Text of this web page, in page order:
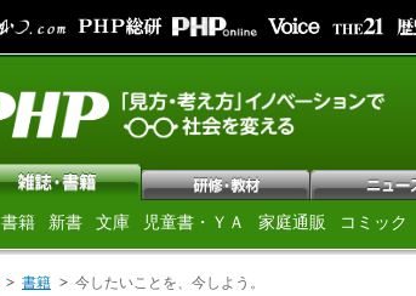
書籍 新書 文庫 児童書・ＹＡ 家庭通販 コミック
書籍 今したいことを、今しよう。